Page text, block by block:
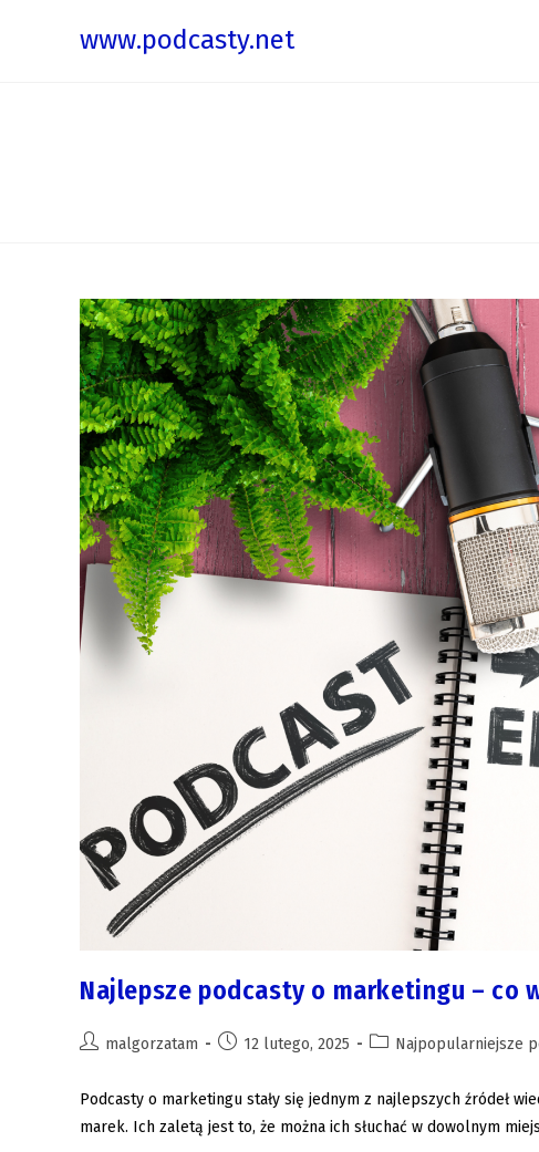
www.podcasty.net
Najlepsze podcasty o marketingu – co
malgorzatam 12 lutego, 2025 Najpopularniejsze
Podcasty o marketingu stały się jednym z najlepszych źródeł
marek. Ich zaletą jest to, że można ich słuchać w dowolnym